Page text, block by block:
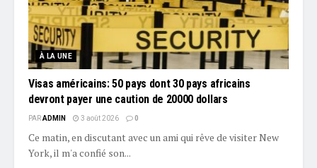
À LA UNE
Visas américains: 50 pays dont 30 pays africains
devront payer une caution de 20000 dollars
PARADMIN 3 août 2026 0
Ce matin, en discutant avec un ami qui rêve de visiter New
York, il m'a confié son...